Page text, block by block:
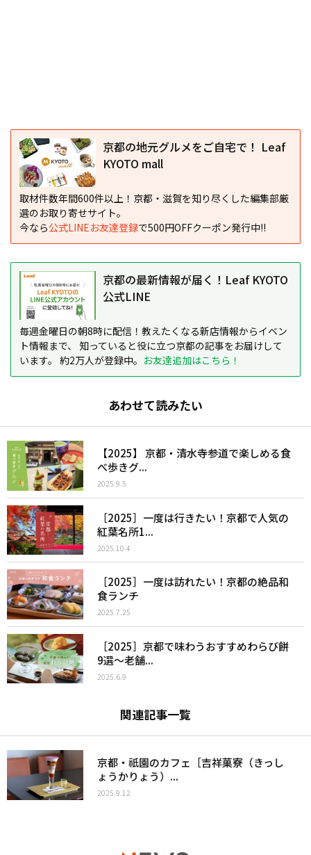
京都の地元グルメをご自宅で！ Leaf
KYOTO mall
取材件数年間600件以上！京都・滋賀を知り尽くした編集部厳
選のお取り寄せサイト。
今なら公式LINEお友達登録で500円OFFクーポン発行中!!
京都の最新情報が届く！Leaf KYOTO
公式LINE
毎週金曜日の朝8時に配信！教えたくなる新店情報からイベン
ト情報まで、 知っていると役に立つ京都の記事をお届けして
います。 約2万人が登録中。 お友達追加はこちら！
あわせて読みたい
【2025】 京都・清水寺参道で楽しめる食
べ歩きグ...
2025.9.5
［2025］一度は行きたい！京都で人気の
紅葉名所1...
2025.10.4
［2025］一度は訪れたい！京都の絶品和
食ランチ
2025.7.25
［2025］京都で味わうおすすめわらび餅
9選〜老舗...
2025.6.9
関連記事一覧
京都・祇園のカフェ［吉祥菓寮（きっし
ょうかりょう）...
2025.9.12